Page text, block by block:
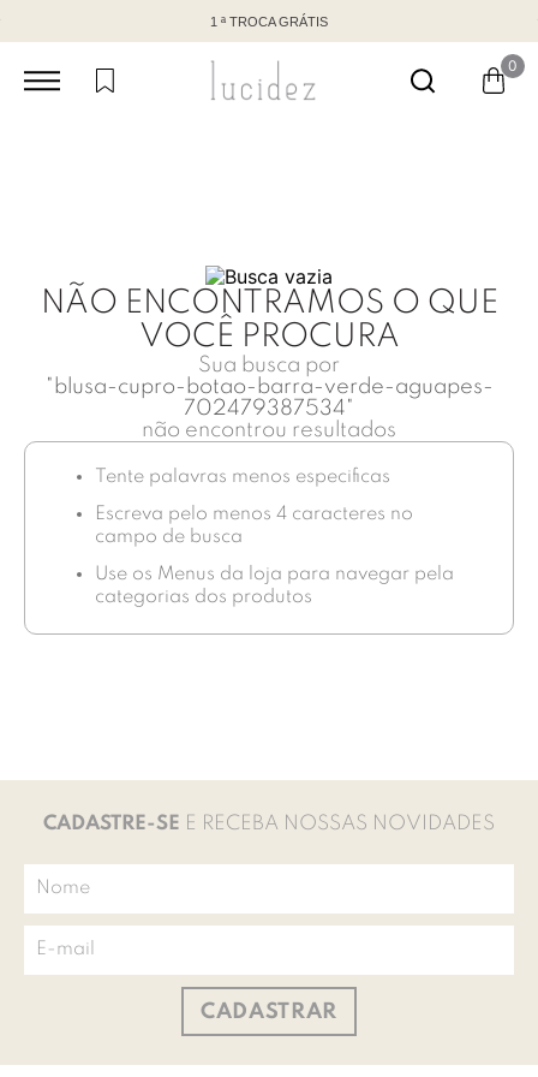
1 ª TROCA GRÁTIS
0
NÃO ENCONTRAMOS O QUE
VOCÊ PROCURA
Sua busca por
" blusa-cupro-botao-barra-verde-aguapes-
702479387534"
não encontrou resultados
Tente palavras menos especificas
Escreva pelo menos 4 caracteres no
campo de busca
Use os Menus da loja para navegar pela
categorias dos produtos
CADASTRE-SE E RECEBA NOSSAS NOVIDADES
CADASTRAR